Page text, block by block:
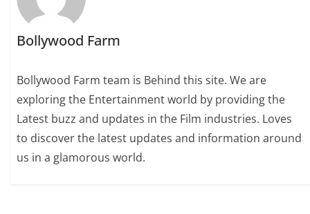
Bollywood Farm
Bollywood Farm team is Behind this site. We are
exploring the Entertainment world by providing the
Latest buzz and updates in the Film industries. Loves
to discover the latest updates and information around
us in a glamorous world.